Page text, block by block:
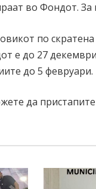
во Фондот. За
по
е до 27
до 5 февруари.
да